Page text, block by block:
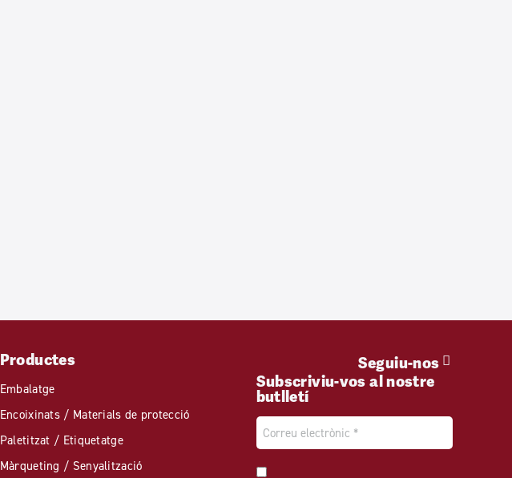
Productes
Embalatge
Encoixinats / Materials de protecció
Paletitzat / Etiquetatge
Màrqueting / Senyalització
Seguiu-nos
Subscriviu-vos al nostre
butlletí
Email
Consentiment